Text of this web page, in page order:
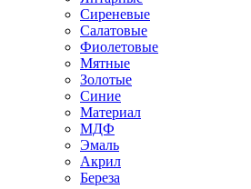
Сиреневые
Салатовые
Фиолетовые
Мятные
Золотые
Синие
Материал
МДФ
Эмаль
Акрил
Береза